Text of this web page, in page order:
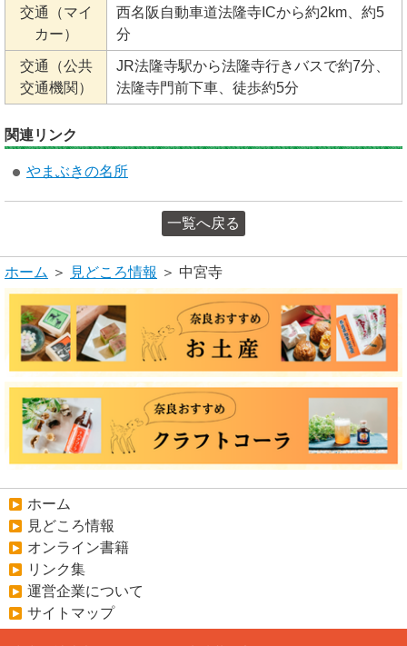
交通（マイ
カー）
西名阪自動車道法隆寺ICから約2km、約5
分
交通（公共
交通機関）
JR法隆寺駅から法隆寺行きバスで約7分、
法隆寺門前下車、徒歩約5分
関連リンク
やまぶきの名所
一覧へ戻る
ホーム ＞ 見どころ情報 ＞ 中宮寺
ホーム
見どころ情報
オンライン書籍
リンク集
運営企業について
サイトマップ